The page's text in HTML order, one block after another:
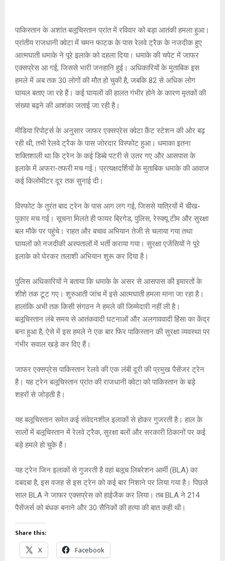
s
A
p
p
b
o
o
k
a
g
e
Li
n
k
er
पाकिस्तान के अशांत बलूचिस्तान प्रांत में रविवार को बड़ा आतंकी हमला हुआ।
प्रांतीय राजधानी क्वेटा में चमन फाटक के पास रेलवे ट्रैक के नजदीक हुए
आत्मघाती धमाके ने पूरे इलाके को दहला दिया। धमाके की चपेट में जाफर
एक्सप्रेस आ गई, जिससे भारी जनहानि हुई। अधिकारियों के मुताबिक इस
हमले में अब तक 30 लोगों की मौत हो चुकी है, जबकि 82 से अधिक लोग
घायल बताए जा रहे हैं। कई घायलों की हालत गंभीर होने के कारण मृतकों की
संख्या बढ़ने की आशंका जताई जा रही है।
मीडिया रिपोर्ट्स के अनुसार जाफर एक्सप्रेस क्वेटा कैंट स्टेशन की ओर बढ़
रही थी, तभी रेलवे ट्रैक के पास जोरदार विस्फोट हुआ। धमाका इतना
शक्तिशाली था कि ट्रेन के कई डिब्बे पटरी से उतर गए और आसपास के
इलाके में अफरा-तफरी मच गई। प्रत्यक्षदर्शियों के मुताबिक धमाके की आवाज
कई किलोमीटर दूर तक सुनाई दी।
विस्फोट के तुरंत बाद ट्रेन के पास आग लग गई, जिससे यात्रियों में चीख-
पुकार मच गई। सूचना मिलते ही फायर ब्रिगेड, पुलिस, रेस्क्यू टीम और सुरक्षा
बल मौके पर पहुंचे। राहत और बचाव अभियान तेजी से चलाया गया तथा
घायलों को नजदीकी अस्पतालों में भर्ती कराया गया। सुरक्षा एजेंसियों ने पूरे
इलाके को घेरकर तलाशी अभियान शुरू कर दिया है।
पुलिस अधिकारियों ने बताया कि धमाके के असर से आसपास की इमारतों के
शीशे तक टूट गए। शुरुआती जांच में इसे आत्मघाती हमला माना जा रहा है।
हालांकि अभी तक किसी संगठन ने हमले की जिम्मेदारी नहीं ली है।
बलूचिस्तान लंबे समय से आतंकवादी घटनाओं और अलगाववादी हिंसा का केंद्र
बना हुआ है, ऐसे में इस हमले ने एक बार फिर पाकिस्तान की सुरक्षा व्यवस्था पर
गंभीर सवाल खड़े कर दिए हैं।
जाफर एक्सप्रेस पाकिस्तान रेलवे की एक लंबी दूरी की प्रमुख पैसेंजर ट्रेन
है। यह ट्रेन बलूचिस्तान प्रांत की राजधानी क्वेटा को पाकिस्तान के बड़े
शहरों से जोड़ती है।
यह बलूचिस्तान समेत कई संवेदनशील इलाकों से होकर गुजरती है। हाल के
सालों में बलूचिस्तान में रेलवे ट्रैक, सुरक्षा बलों और सरकारी ठिकानों पर कई
बड़े हमले हो चुके हैं।
यह ट्रेन जिन इलाकों से गुजरती है वहां बलूच लिबरेशन आर्मी (BLA) का
दबदबा है, इस वजह से इस ट्रेन को कई बार निशाने पर लिया गया है। पिछले
साल BLA ने जाफर एक्सप्रेस को हाईजैक कर लिया। तब BLA ने 214
पैसेंजर्स को बंधक बनाने और 30 सैनिकों की हत्या की बात कही थी।
Share this:
X Facebook